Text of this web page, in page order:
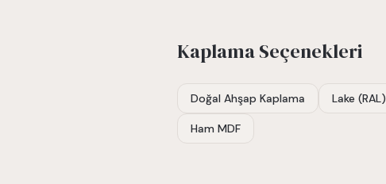
Kaplama Seçenekleri
Doğal Ahşap Kaplama Lake (RAL)
Ham MDF